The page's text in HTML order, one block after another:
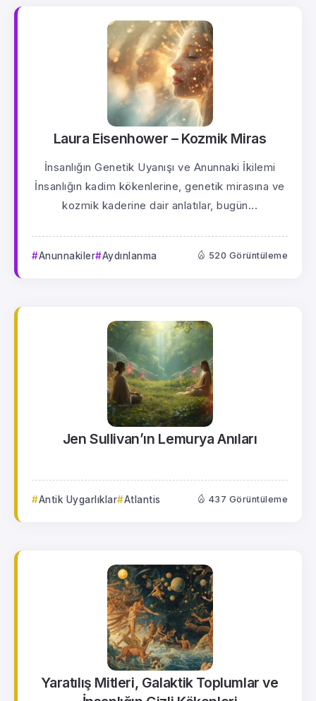
Laura Eisenhower – Kozmik Miras
İnsanlığın Genetik Uyanışı ve Anunnaki İkilemi
İnsanlığın kadim kökenlerine, genetik mirasına ve
kozmik kaderine dair anlatılar, bugün...
Anunnakiler Aydınlanma 520 Görüntüleme
Jen Sullivan’ın Lemurya Anıları
Antik Uygarlıklar Atlantis 437 Görüntüleme
Yaratılış Mitleri, Galaktik Toplumlar ve